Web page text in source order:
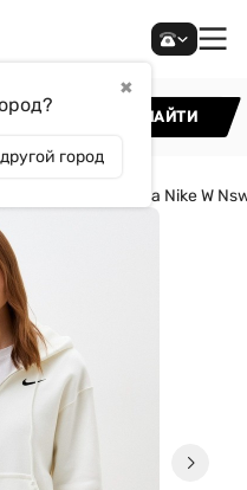
✖
город
НАЙТИ
Толстовка Nike W